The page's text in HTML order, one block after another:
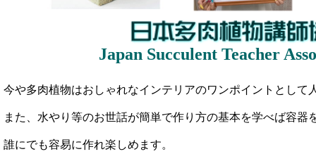
今や多肉植物はおしゃれなインテリアのワンポイントとして
また、水やり等のお世話が簡単で作り方の基本を学べば容器
誰にでも容易に作れ楽しめます。
Japan Succulent Teacher